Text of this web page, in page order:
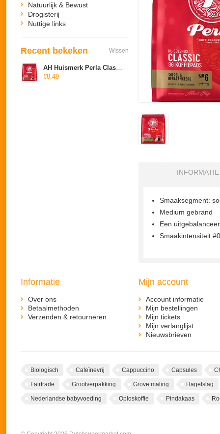
INFORMATIE
Smaaksegment:
Medium gebrand
Een
Smaakintensiteit
Natuurlijk & Bewust
Drogisterij
Nuttige links
Recent bekeken Wissen
AH Huismerk Per­la Classic roast pads
€8,49
Informatie
Over ons
Betaalmethoden
Verzenden & retourneren
Mijn account
Account informatie
Mijn bestellingen
Mijn tickets
Mijn verlanglijst
Nieuwsbrieven
Biologisch Cafeïnevrij Cappuccino Capsules
Fairtrade Grootverpakking Grove maling Hagelslag
Nederlandse babyvoeding Oploskoffie Pindakaas